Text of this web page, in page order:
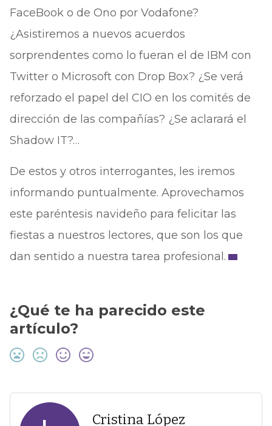
FaceBook o de Ono por Vodafone?
¿Asistiremos a nuevos acuerdos
sorprendentes como lo fueran el de IBM con
Twitter o Microsoft con Drop Box? ¿Se verá
reforzado el papel del CIO en los comités de
dirección de las compañías? ¿Se aclarará el
Shadow IT?…
De estos y otros interrogantes, les iremos
informando puntualmente. Aprovechamos
este paréntesis navideño para felicitar las
fiestas a nuestros lectores, que son los que
dan sentido a nuestra tarea profesional.
¿Qué te ha parecido este
artículo?
Cristina López